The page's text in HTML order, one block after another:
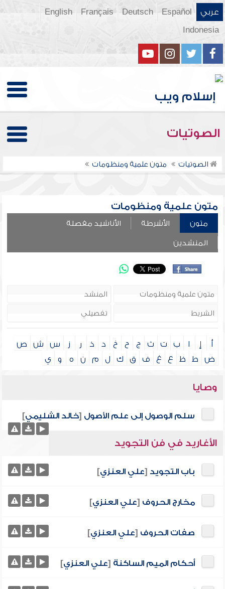
عربي Español
Deutsch
Français
English
Indonesia
الصوتيات
الصوتيات متون علمية ومنظومات
متون علمية ومنظومات
متون الأشرطة الأناشيد مفصلة
المنشدين
أ إ ا ب ت ث ج ح خ د ذ ر ز س ش
ص
ض
ط ظ ع غ ف ق ك ل م ن ه و ي
وصايا
سلم الوصول إلى علم الأصول [خالد الشليمي]
الأغاريد في فن التجويد
باب التجويد [علي العنزي]
مخارج الحروف [علي العنزي]
صفات الحروف [علي العنزي]
أحكام الميم الساكنة [علي العنزي]